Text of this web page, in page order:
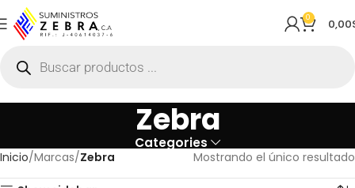
0 0,00
Zebra
Categories
Inicio Marcas Zebra Mostrando el único resultado